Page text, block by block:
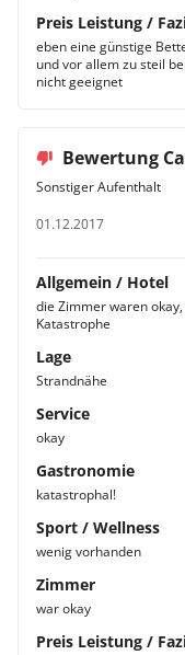
Preis Leistung /
eben eine günstige
und vor allem zu steil
nicht geeignet
Bewertung
Sonstiger Aufenthalt
01.12.2017
Allgemein / Hotel
die Zimmer waren
Katastrophe
Lage
Strandnähe
Service
okay
Gastronomie
katastrophal!
Sport / Wellness
wenig vorhanden
Zimmer
war okay
Preis Leistung /